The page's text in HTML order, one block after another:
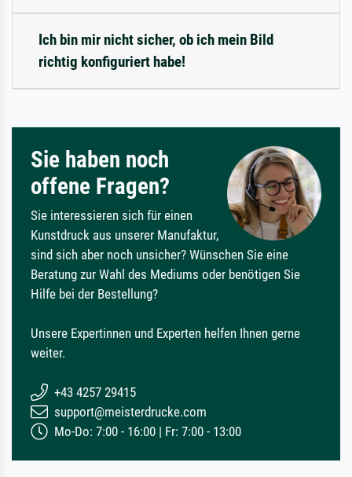
Ich bin mir nicht sicher, ob ich mein Bild
richtig konfiguriert habe!
Sie haben noch
offene Fragen?
Sie interessieren sich für einen
Kunstdruck aus unserer Manufaktur,
sind sich aber noch unsicher? Wünschen Sie eine
Beratung zur Wahl des Mediums oder benötigen Sie
Hilfe bei der Bestellung?
Unsere Expertinnen und Experten helfen Ihnen gerne
weiter.
+43 4257 29415
support@meisterdrucke.com
Mo-Do: 7:00 - 16:00 | Fr: 7:00 - 13:00